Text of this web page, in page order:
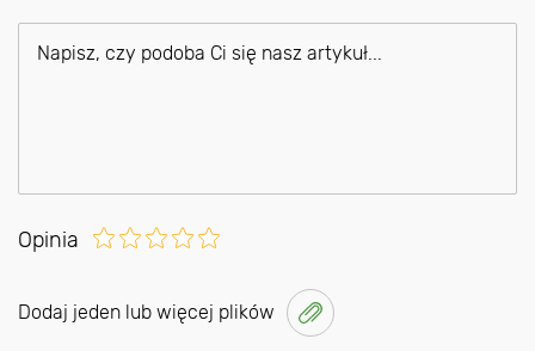
Opinia
Dodaj jeden lub więcej plików